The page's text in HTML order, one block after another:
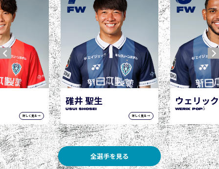
詳しく見る →
ウェリック ポポ
WERIK POPÓ
詳しく見る →
FW
JOGO Hisashi
FW
全選手を見る